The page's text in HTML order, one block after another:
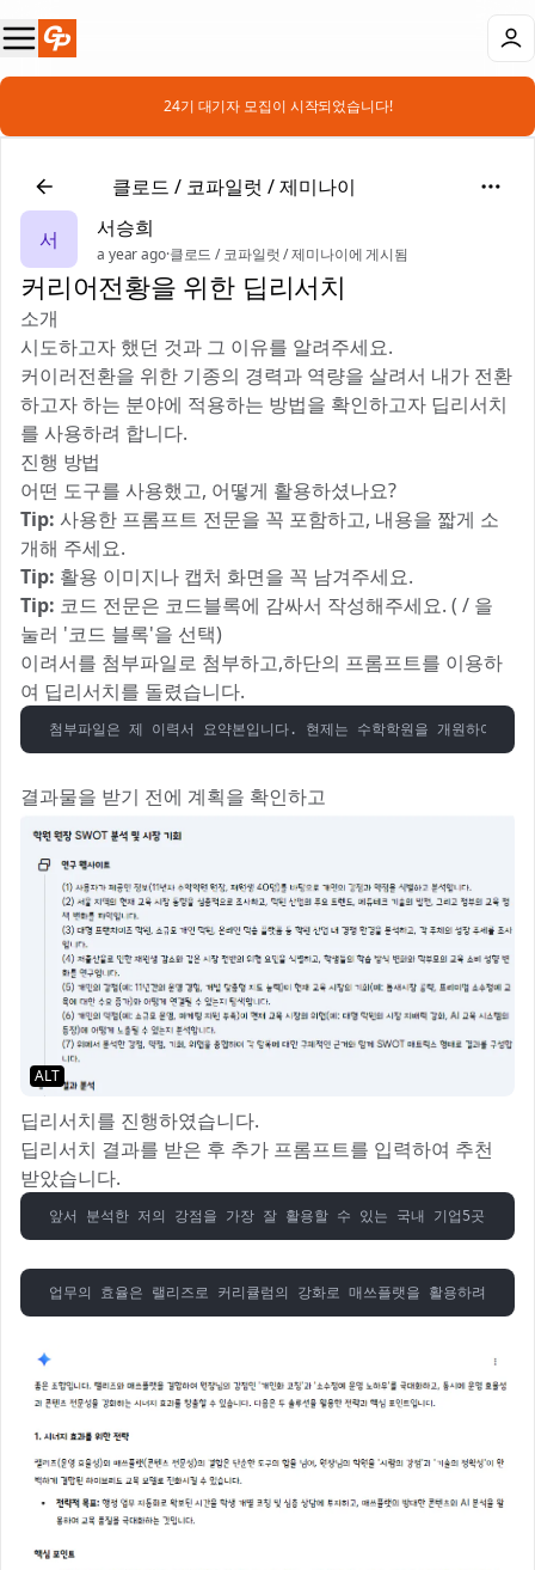
📣 24기 대기자 모집이 시작되었습니다!
🤖클로드 / 코파일럿 / 제미나이
서
서승희
a year ago·클로드 / 코파일럿 / 제미나이에 게시됨
커리어전황을 위한 딥리서치
소개
시도하고자 했던 것과 그 이유를 알려주세요.
커이러전환을 위한 기종의 경력과 역량을 살려서 내가 전환
하고자 하는 분야에 적용하는 방법을 확인하고자 딥리서치
를 사용하려 합니다.
진행 방법
어떤 도구를 사용했고, 어떻게 활용하셨나요?
Tip: 사용한 프롬프트 전문을 꼭 포함하고, 내용을 짧게 소
개해 주세요.
Tip: 활용 이미지나 캡처 화면을 꼭 남겨주세요.
Tip: 코드 전문은 코드블록에 감싸서 작성해주세요. ( / 을
눌러 '코드 블록'을 선택)
이려서를 첨부파일로 첨부하고,하단의 프롬프트를 이용하
여 딥리서치를 돌렸습니다.
첨부파일은 제 이력서 요약본입니다. 현제는 수학학원을 개원하여
결과물을 받기 전에 계획을 확인하고
ALT
딥리서치를 진행하였습니다.
딥리서치 결과를 받은 후 추가 프롬프트를 입력하여 추천
받았습니다.
앞서 분석한 저의 강점을 가장 잘 활용할 수 있는 국내 기업5곳을 추
업무의 효율은 랠리즈로 커리큘럼의 강화로 매쓰플랫을 활용하려고